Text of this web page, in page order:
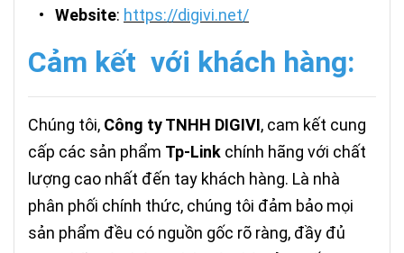
• Website: https://digivi.net/
Cảm kết với khách hàng:
Chúng tôi, Công ty TNHH DIGIVI, cam kết cung
cấp các sản phẩm Tp-Link chính hãng với chất
lượng cao nhất đến tay khách hàng. Là nhà
phân phối chính thức, chúng tôi đảm bảo mọi
sản phẩm đều có nguồn gốc rõ ràng, đầy đủ